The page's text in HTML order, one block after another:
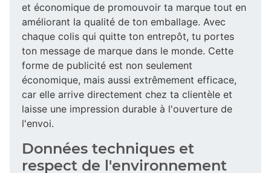
et économique de promouvoir ta marque tout en
améliorant la qualité de ton emballage. Avec
chaque colis qui quitte ton entrepôt, tu portes
ton message de marque dans le monde. Cette
forme de publicité est non seulement
économique, mais aussi extrêmement efficace,
car elle arrive directement chez ta clientèle et
laisse une impression durable à l'ouverture de
l'envoi.
Données techniques et
respect de l'environnement